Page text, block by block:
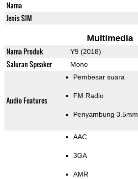
Nama
Jenis SIM
Multimedia
Nama Produk Y9 (2018)
Saluran Speaker Mono
Audio Features
Pembesar suara
FM Radio
Penyambung 3.5mm
AAC
3GA
AMR